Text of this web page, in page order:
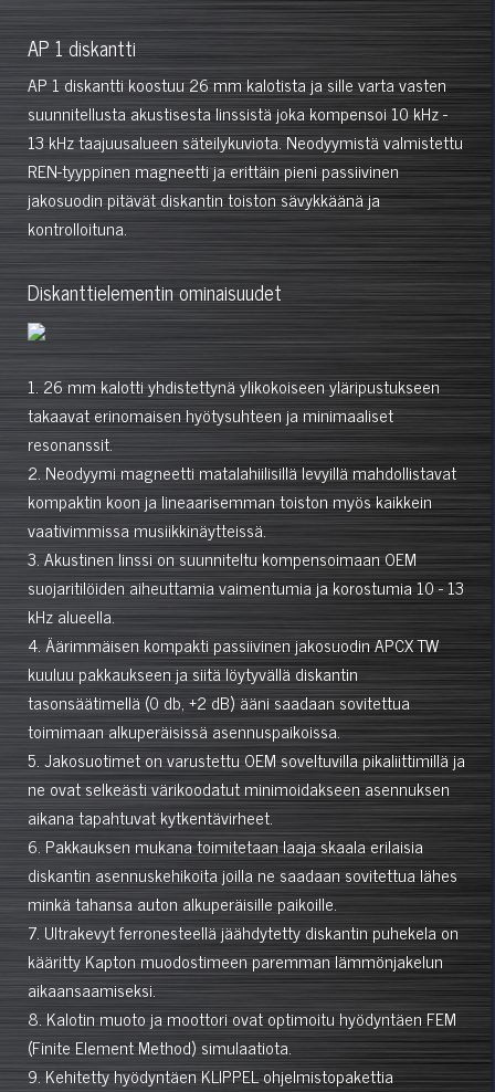
AP 1 diskantti
AP 1 diskantti koostuu 26 mm kalotista ja sille varta vasten
suunnitellusta akustisesta linssistä joka kompensoi 10 kHz -
13 kHz taajuusalueen säteilykuviota. Neodyymistä valmistettu
REN-tyyppinen magneetti ja erittäin pieni passiivinen
jakosuodin pitävät diskantin toiston sävykkäänä ja
kontrolloituna.
Diskanttielementin ominaisuudet
1. 26 mm kalotti yhdistettynä ylikokoiseen yläripustukseen
takaavat erinomaisen hyötysuhteen ja minimaaliset
resonanssit.
2. Neodyymi magneetti matalahiilisillä levyillä mahdollistavat
kompaktin koon ja lineaarisemman toiston myös kaikkein
vaativimmissa musiikkinäytteissä.
3. Akustinen linssi on suunniteltu kompensoimaan OEM
suojaritilöiden aiheuttamia vaimentumia ja korostumia 10 - 13
kHz alueella.
4. Äärimmäisen kompakti passiivinen jakosuodin APCX TW
kuuluu pakkaukseen ja siitä löytyvällä diskantin
tasonsäätimellä (0 db, +2 dB) ääni saadaan sovitettua
toimimaan alkuperäisissä asennuspaikoissa.
5. Jakosuotimet on varustettu OEM soveltuvilla pikaliittimillä ja
ne ovat selkeästi värikoodatut minimoidakseen asennuksen
aikana tapahtuvat kytkentävirheet.
6. Pakkauksen mukana toimitetaan laaja skaala erilaisia
diskantin asennuskehikoita joilla ne saadaan sovitettua lähes
minkä tahansa auton alkuperäisille paikoille.
7. Ultrakevyt ferronesteellä jäähdytetty diskantin puhekela on
kääritty Kapton muodostimeen paremman lämmönjakelun
aikaansaamiseksi.
8. Kalotin muoto ja moottori ovat optimoitu hyödyntäen FEM
(Finite Element Method) simulaatiota.
9. Kehitetty hyödyntäen KLIPPEL ohjelmistopakettia